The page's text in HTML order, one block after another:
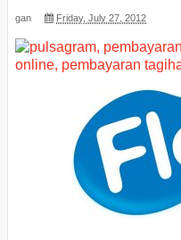
gan Friday, July 27, 2012